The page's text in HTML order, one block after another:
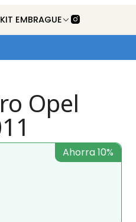
KIT EMBRAGUE
Opel
Ahorra 10%